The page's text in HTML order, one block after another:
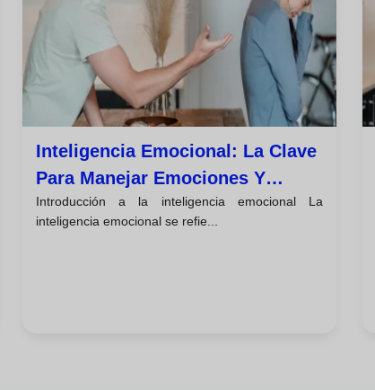
Inteligencia Emocional: La Clave
Para Manejar Emociones Y
Mejorar Relaciones
Introducción a la inteligencia emocional La
inteligencia emocional se refie...